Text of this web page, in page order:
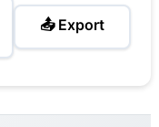
📤 Export